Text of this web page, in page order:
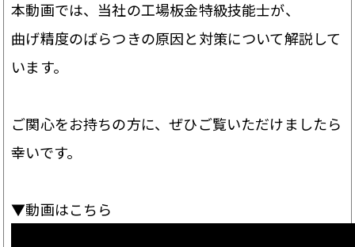
本動画では、当社の工場板金特級技能士が、
曲げ精度のばらつきの原因と対策について解説して
います。
ご関心をお持ちの方に、ぜひご覧いただけましたら
幸いです。
▼動画はこちら